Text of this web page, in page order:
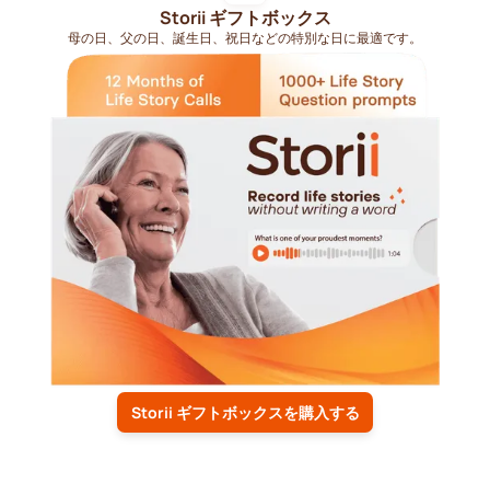
Storii ギフトボックス
母の日、父の日、誕生日、祝日などの特別な日に最適です。
Storii ギフトボックスを購入する